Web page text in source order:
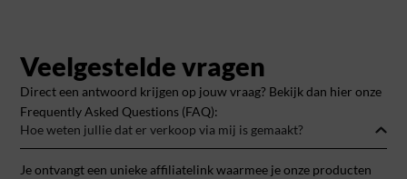
Veelgestelde vragen
Direct een antwoord krijgen op jouw vraag? Bekijk dan hier onze
Frequently Asked Questions (FAQ):
Hoe weten jullie dat er verkoop via mij is gemaakt?
Je ontvangt een unieke affiliatelink waarmee je onze producten